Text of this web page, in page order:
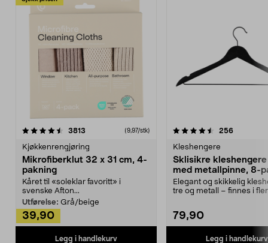
3813 anmeldelser(9,97/stk)
Kjøkkenrengjøring
Mikrofiberklut 32 x 31 cm, 4-
pakning
Kåret til «soleklar favoritt» i
svenske Afton...
Utførelse: Grå/beige
39,90
Legg i handlekurv
4.5av 5 stjerner 256
Kleshengere
Sklisikre
med metallpinne, 8-
Elegant og skikkelig
tre og metall – finnes i
79,90
Legg i handlekurv
4.5av 5 stjerner